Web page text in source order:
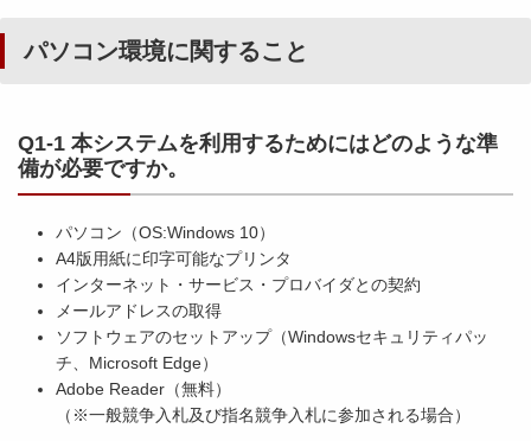
パソコン環境に関すること
Q1-1 本システムを利用するためにはどのような準
備が必要ですか。
パソコン（OS:Windows 10）
A4版用紙に印字可能なプリンタ
インターネット・サービス・プロバイダとの契約
メールアドレスの取得
ソフトウェアのセットアップ（Windowsセキュリティパッ
チ、Microsoft Edge）
Adobe Reader（無料）
（※一般競争入札及び指名競争入札に参加される場合）